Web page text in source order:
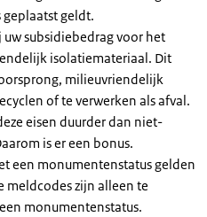
geldt.
uw subsidiebedrag voor het
isolatiemateriaal. Dit
milieuvriendelijk
of te verwerken als afval.
eisen duurder dan niet-
is er een bonus.
een monumentenstatus gelden
meldcodes zijn alleen te
monumentenstatus.